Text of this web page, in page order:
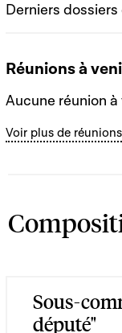
Derniers
Réunions à
Aucune réunion à
Voir plus de réunions
Sous-
député"